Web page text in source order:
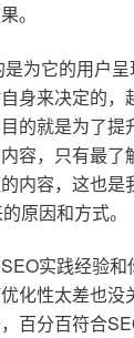
。
为它的用户
身来决定的，
的就是为了提
容，只有最了
内容，这也是
原因和方式。
实践经验和
化性太差也没
百分百符合